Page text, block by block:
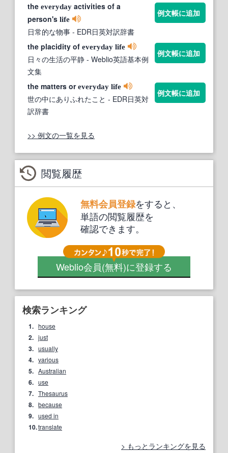
the everyday activities of a
person's life
日常的な物事 - EDR日英対訳辞書
例文帳に追加
the placidity of everyday life
日々の生活の平静 - Weblio英語基本例
文集
例文帳に追加
the matters oreveryday life
世の中にありふれたこと - EDR日英対
訳辞書
例文帳に追加
>> 例文の一覧を見る
閲覧履歴
無料会員登録をすると、
単語の閲覧履歴を
確認できます。
Weblio会員(無料)に登録する
検索ランキング
1. house
2. just
3. usually
4. various
5. Australian
6. use
7. Thesaurus
8. because
9. used in
10.translate
もっとランキングを見る